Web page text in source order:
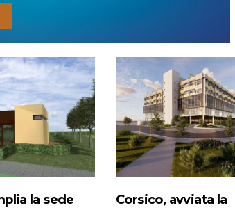
la sede
Corsico, avviata la